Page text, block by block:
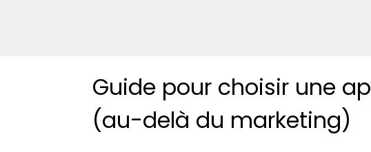
Guide pour choisir une
(au-delà du marketing)